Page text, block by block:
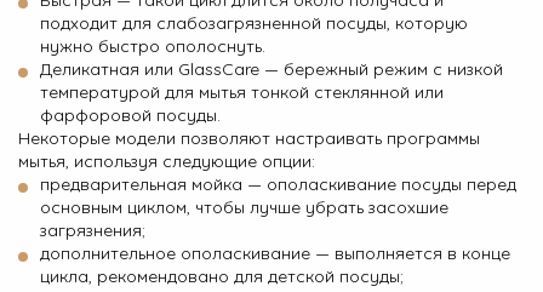
подходит для слабозагрязненной посуды, которую
нужно быстро ополоснуть.
Деликатная или GlassCare — бережный режим с низкой
температурой для мытья тонкой стеклянной или
фарфоровой посуды.
Некоторые модели позволяют настраивать программы
мытья, используя следующие опции:
предварительная мойка — ополаскивание посуды перед
основным циклом, чтобы лучше убрать засохшие
загрязнения;
дополнительное ополаскивание — выполняется в конце
цикла, рекомендовано для детской посуды;